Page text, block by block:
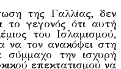
της Γαλλίας, δεν
το γεγονός ότι αυτή
του Ισλαμισμού,
να τον ανακόψει στη
σύμμαχο την ισχυρή
επεκτατισμού να